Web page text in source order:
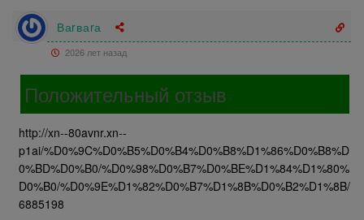
Ваrваrа
2026 лет назад
Положительный отзыв
http://xn--80avnr.xn--
p1ai/%D0%9C%D0%B5%D0%B4%D0%B8%D1%86%D0%B8%D
0%BD%D0%B0/%D0%98%D0%B7%D0%BE%D1%84%D1%80%
D0%B0/%D0%9E%D1%82%D0%B7%D1%8B%D0%B2%D1%8B/
6885198